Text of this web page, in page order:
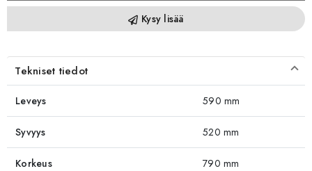
Kysy lisää
Tekniset tiedot
Leveys 590 mm
Syvyys 520 mm
Korkeus 790 mm